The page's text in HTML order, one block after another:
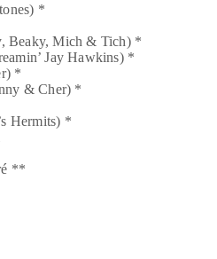
*
Beaky, Mich & Tich) *
Jay Hawkins) *
*
& Cher) *
Hermits) *
**